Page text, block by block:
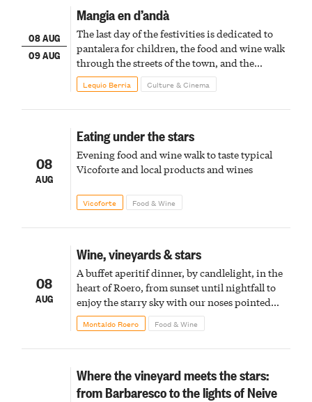
08 AUG
09 AUG
Mangia en d’andà
The last day of the festivities is dedicated to
pantalera for children, the food and wine walk
through the streets of the town, and the
fireworks finale
Lequio Berria Culture & Cinema
08
AUG
Eating under the stars
Evening food and wine walk to taste typical
Vicoforte and local products and wines
Vicoforte Food & Wine
08
AUG
Wine, vineyards & stars
A buffet aperitif dinner, by candlelight, in the
heart of Roero, from sunset until nightfall to
enjoy the starry sky with our noses pointed
upward
Montaldo Roero Food & Wine
Where the vineyard meets the stars:
from Barbaresco to the lights of Neive